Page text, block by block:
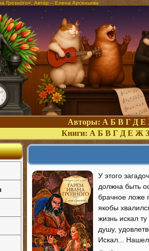
Грозного». Автор – Елена Арсеньева
Авторы: А Б В Г Д Е
Книги: А Б В Г Д Е Ж З
У этого
должна быть
брачное ложе
якобы
жизнь искал
душу,
Искал...